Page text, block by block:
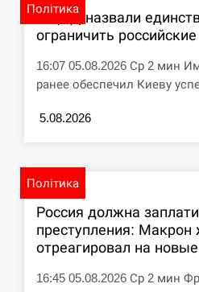
Політика
В ЦПД назвали
ограничить
16:07 05.08.2026 Ср 2 мин
ранее обеспечил Киеву
5.08.2026
Політика
Россия должна
преступления: Макрон
отреагировал на
16:45 05.08.2026 Ср 2 мин